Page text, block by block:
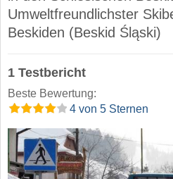
Umweltfreundlichster
Beskiden (Beskid Śląski)
1 Testbericht
Beste Bewertung:
4 von 5 Sternen